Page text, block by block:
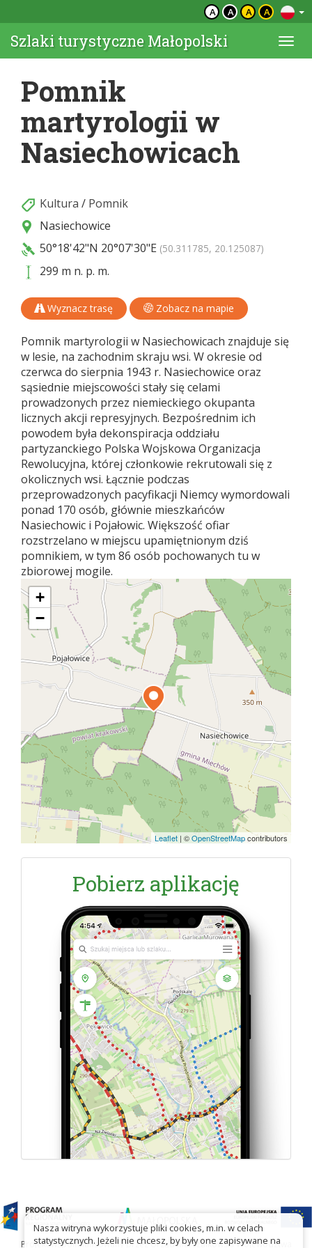
A A A A
Szlaki turystyczne Małopolski
Pomnik
martyrologii w
Nasiechowicach
Kultura / Pomnik
Nasiechowice
50°18'42"N 20°07'30"E (50.311785, 20.125087)
299 m n. p. m.
Wyznacz trasę Zobacz na mapie
Pomnik martyrologii w Nasiechowicach znajduje się
w lesie, na zachodnim skraju wsi. W okresie od
czerwca do sierpnia 1943 r. Nasiechowice oraz
sąsiednie miejscowości stały się celami
prowadzonych przez niemieckiego okupanta
licznych akcji represyjnych. Bezpośrednim ich
powodem była dekonspiracja oddziału
partyzanckiego Polska Wojskowa Organizacja
Rewolucyjna, której członkowie rekrutowali się z
okolicznych wsi. Łącznie podczas
przeprowadzonych pacyfikacji Niemcy wymordowali
ponad 170 osób, głównie mieszkańców
Nasiechowic i Pojałowic. Większość ofiar
rozstrzelano w miejscu upamiętnionym dziś
pomnikiem, w tym 86 osób pochowanych tu w
zbiorowej mogile.
+
−
Leaflet | ©OpenStreetMapcontributors
Pobierz aplikację
Projekt współfinansowany przez Urząd Marszałkowski Województwa
Nasza witryna wykorzystuje pliki cookies, m.in. w celach
statystycznych. Jeżeli nie chcesz, by były one zapisywane na